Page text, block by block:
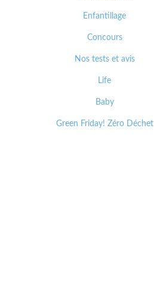
Enfantillage
Concours
Nos tests et avis
Life
Baby
Green Friday! Zéro Déchet